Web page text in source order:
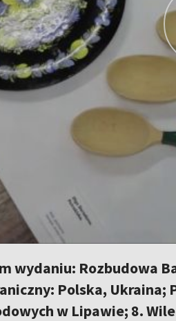
wydaniu: Rozbudowa
Polska, Ukraina;
w Lipawie; 8.